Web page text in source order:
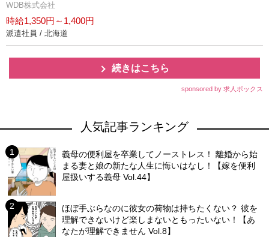
WDB株式会社
時給1,350円～1,400円
派遣社員 / 北海道
続きはこちら
sponsored by 求人ボックス
人気記事ランキング
義母の便利屋を卒業してノーストレス！ 離婚から始
まる妻と娘の新たな人生に悔いはなし！【嫁を便利
屋扱いする義母 Vol.44】
ほぼ手ぶらなのに彼女の荷物は持ちたくない？ 彼を
理解できないけど楽しまないともったいない！【あ
なたが理解できません Vol.8】